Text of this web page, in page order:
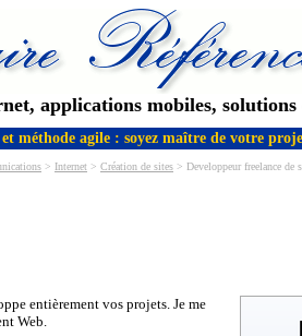
applications mobiles,
méthode agile : soyez maître de votre
> Internet > Création de sites > Developpeur freelance de
entièrement vos projets. Je me
Web.